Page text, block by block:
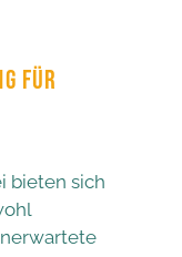
FÜR
bieten sich